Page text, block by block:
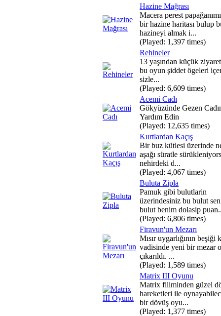
Hazine Mağrası
Macera perest
bir hazine haritası bulup
hazineyi almak i...
(Played: 1,397 times)
Rehineler
13 yaşından küçük
bu oyun şiddet ögeleri
sizle...
(Played: 6,609 times)
Acemi Cadı
Gökyüzünde Gezen
Yardım Edin
(Played: 12,635 times)
Kurtlardan Kaçış
Bir buz kütlesi üzerinde
aşağı süratle
nehirdeki d...
(Played: 4,067 times)
Buluta Zipla
Pamuk gibi bulutlarin
üzerindesiniz bu bulut
bulut benim dolasip
(Played: 6,806 times)
Firavun'un Mezarı
Mısır uygarlığının beşiği
vadisinde yeni bir mezar
çıkarıldı. ...
(Played: 1,589 times)
Matrix III Oyunu
Matrix filiminden güzel
hareketleri ile
bir dövüş oyu...
(Played: 1,377 times)